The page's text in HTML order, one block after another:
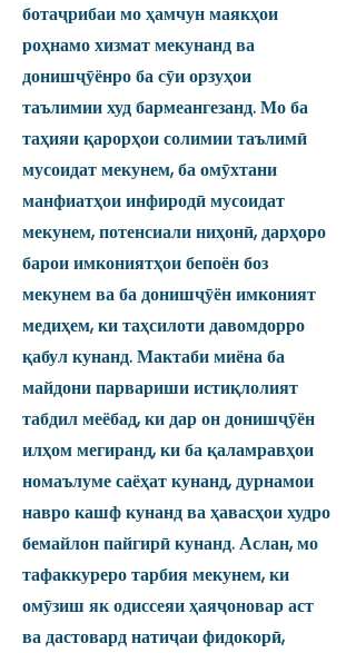
ботаҷрибаи мо ҳамчун маякҳои
роҳнамо хизмат мекунанд ва
донишҷӯёнро ба сӯи орзуҳои
таълимии худ бармеангезанд. Мо ба
таҳияи қарорҳои солимии таълимӣ
мусоидат мекунем, ба омӯхтани
манфиатҳои инфиродӣ мусоидат
мекунем, потенсиали ниҳонӣ, дарҳоро
барои имкониятҳои бепоён боз
мекунем ва ба донишҷӯён имконият
медиҳем, ки таҳсилоти давомдорро
қабул кунанд. Мактаби миёна ба
майдони парвариши истиқлолият
табдил меёбад, ки дар он донишҷӯён
илҳом мегиранд, ки ба қаламравҳои
номаълуме саёҳат кунанд, дурнамои
навро кашф кунанд ва ҳавасҳои худро
бемайлон пайгирӣ кунанд. Аслан, мо
тафаккуреро тарбия мекунем, ки
омӯзиш як одиссеяи ҳаяҷоновар аст
ва дастовард натиҷаи фидокорӣ,